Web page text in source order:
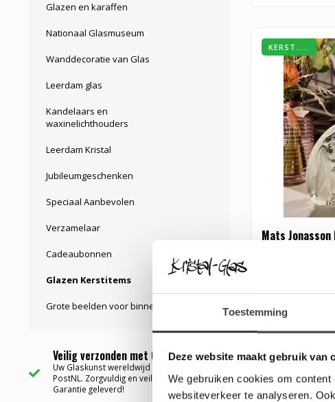
Toestemming
Deze website maakt gebruik van
We gebruiken cookies om
websiteverkeer te analyseren.
Glazen en karaffen
Nationaal Glasmuseum
Wanddecoratie van Glas
Leerdam glas
Kandelaars en
waxinelichthouders
Leerdam Kristal
Jubileumgeschenken
Speciaal Aanbevolen
Verzamelaar
Cadeaubonnen
Glazen Kerstitems
Grote beelden voor binnen
Veilig verzonden met Garantie ✅
Uw Glaskunst wereldwijd bezorgd via
PostNL. Zorgvuldig en veilig verpakt met
Garantie geleverd!
KERST.....
Mats
€199,00